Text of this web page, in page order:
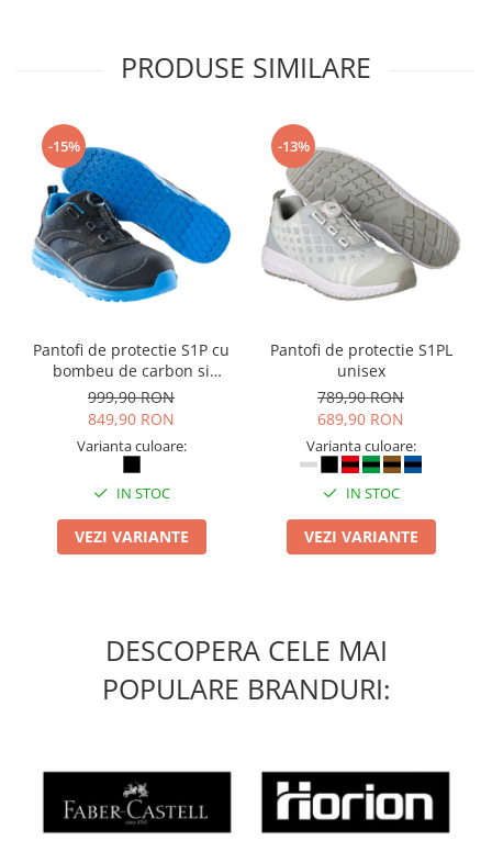
PRODUSE SIMILARE
-15%
Pantofi de protectie S1P cu
bombeu de carbon si
inchidere BOAÂ® Fit
999,90 RON
849,90 RON
Varianta culoare:
IN STOC
VEZI VARIANTE
-13%
Pantofi de protectie S1PL
unisex
789,90 RON
689,90 RON
Varianta culoare:
IN STOC
VEZI VARIANTE
DESCOPERA CELE MAI
POPULARE BRANDURI: